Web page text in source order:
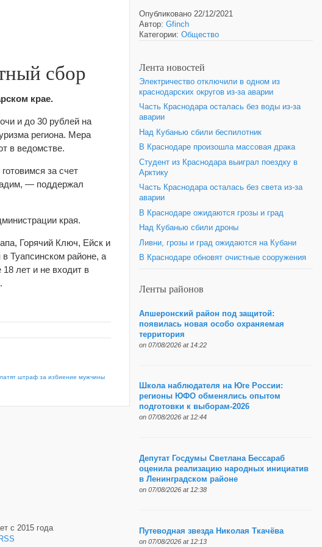
сбор
крае.
и до 30 рублей на
региона. Мера
в ведомстве.
за счет
— поддержал
края.
Горячий Ключ, Ейск и
Туапсинском районе, а
лет и не входит в
штраф за избиение мужчины
Опубликовано 22/12/2021
Автор: Gfinch
Категории: Общество
Лента новостей
Электричество отключили в одном из
краснодарских округов из-за аварии
Часть Краснодара осталась без воды из-за
аварии
Над Кубанью сбили беспилотник
В Краснодаре произошла массовая драка
Студент из Краснодара выиграл поездку в
Арктику
Часть Краснодара осталась без света из-за
аварии
В Краснодаре ожидаются грозы и град
Над Кубанью сбили дроны
Ливни, грозы и град ожидаются на Кубани
В Краснодаре обновят очистные сооружения
Ленты районов
Апшеронский район под защитой:
появилась новая особо охраняемая
территория
on 07/08/2026 at 14:22
Школа наблюдателя на Юге России:
регионы ЮФО обменялись опытом
подготовки к выборам-2026
on 07/08/2026 at 12:44
Депутат Госдумы Светлана Бессараб
оценила реализацию народных инициатив
в Ленинградском районе
on 07/08/2026 at 12:38
Путеводная звезда Николая Ткачёва
on 07/08/2026 at 12:13
с 2015 года
RSS